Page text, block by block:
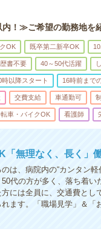
！≫ご希望の勤務地を紹
OK 既卒第二新卒OK
書不要 40～50代活躍
時以降スタート 16時前まで
交費支給 車通勤可
転車・バイクOK 看護師
「無理なく、長く」
は、病院内の“カンタン
代の方が多く、落ち着
には全員に、交通費とし
ます。「職場見学」＆